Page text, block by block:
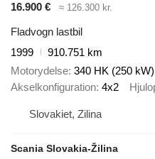
16.900 €
≈ 126.300 kr.
Fladvogn lastbil
1999
910.751 km
Motorydelse 340 HK (250 kW)
Akselkonfiguration 4x2
Slovakiet, Zilina
Scania Slovakia-Žilina